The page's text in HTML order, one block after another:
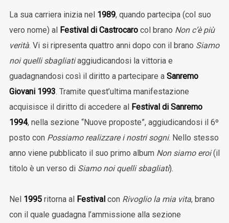
La sua carriera inizia nel 1989, quando partecipa (col suo
vero nome) al Festival di Castrocarocol brano Non c’è più
verità. Vi si ripresenta quattro anni dopo con il brano Siamo
noi quelli sbagliatiaggiudicandosi la vittoria e
guadagnandosi così il diritto a partecipare a Sanremo
Giovani 1993. Tramite quest’ultima manifestazione
acquisisce il diritto di accedere al Festival di Sanremo
1994, nella sezione “Nuove proposte”, aggiudicandosi il 6º
posto con Possiamo realizzare i nostri sogni. Nello stesso
anno viene pubblicato il suo primo album Non siamo eroi(il
titolo è un verso di Siamo noi quelli sbagliati).
Nel 1995ritorna al Festivalcon Rivoglio la mia vita, brano
con il quale guadagna l’ammissione alla sezione